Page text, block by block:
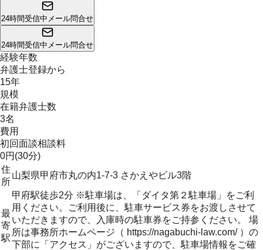
24時間受信中 メール問合せ
24時間受信中 メール問合せ
経験年数
弁護士登録から
15年
規模
在籍弁護士数
3名
費用
初回面談相談料
0円(30分)
住
所
山梨県甲府市丸の内1-7-3 さかえやビル3階
最
寄
駅
甲府駅徒歩2分 ※駐車場は、「ダイタ第２駐車場」をご利
用ください。ご利用後に、駐車サービス券をお渡しさせて
いただきますので、入庫時の駐車券をご持参ください。 場
所は事務所ホームページ（ https://nagabuchi-law.com/ ）の
下部に「アクセス」がございますので、駐車場情報をご確